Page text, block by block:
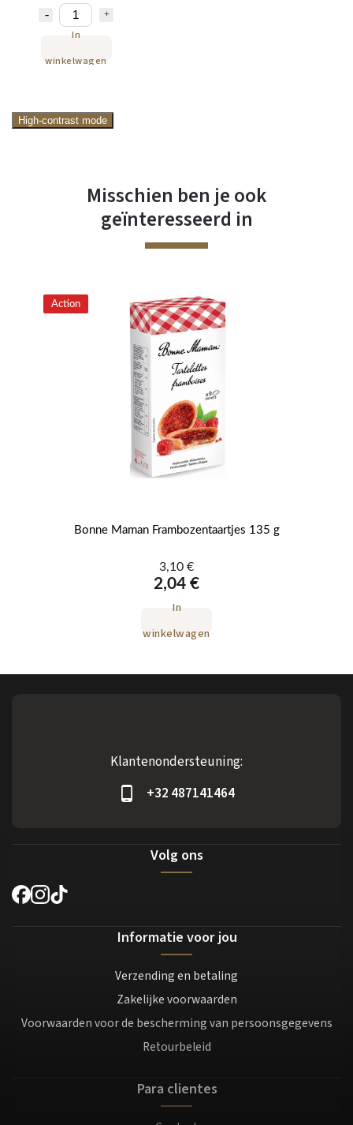
In
winkelwagen
High-contrast mode
Misschien ben je ook
geïnteresseerd in
Action
Bonne Maman Frambozentaartjes 135 g
3,10 €
2,04 €
In
winkelwagen
Klantenondersteuning:
+32 487141464
Volg ons
Informatie voor jou
Verzending en betaling
Zakelijke voorwaarden
Voorwaarden voor de bescherming van persoonsgegevens
Retourbeleid
Para clientes